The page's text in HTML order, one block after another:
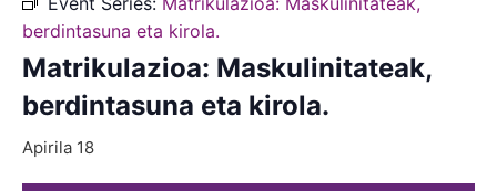
berdintasuna eta kirola.
Matrikulazioa: Maskulinitateak,
berdintasuna eta kirola.
Apirila 18